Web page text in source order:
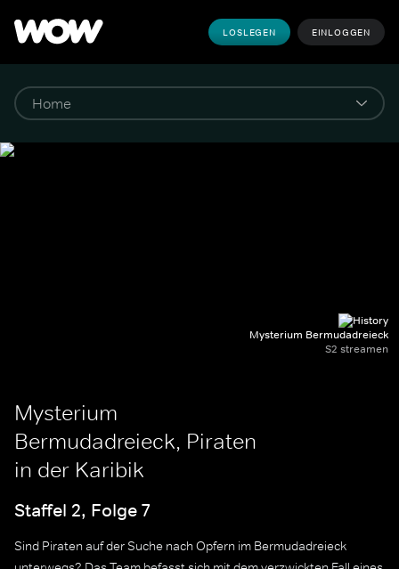
LOSLEGEN EINLOGGEN
Mysterium Bermudadreieck
S2 streamen
Mysterium
Bermudadreieck, Piraten
in der Karibik
Staffel 2, Folge 7
Sind Piraten auf der Suche nach Opfern im Bermudadreieck